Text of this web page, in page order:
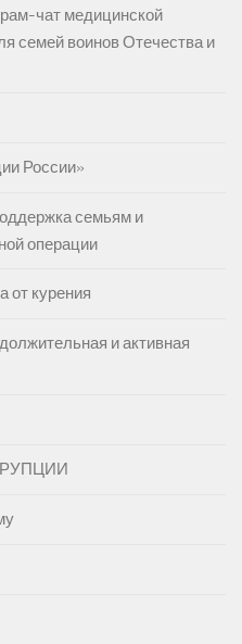
чат медицинской
семей воинов Отечества и
России»
семьям и
операции
от курения
и активная